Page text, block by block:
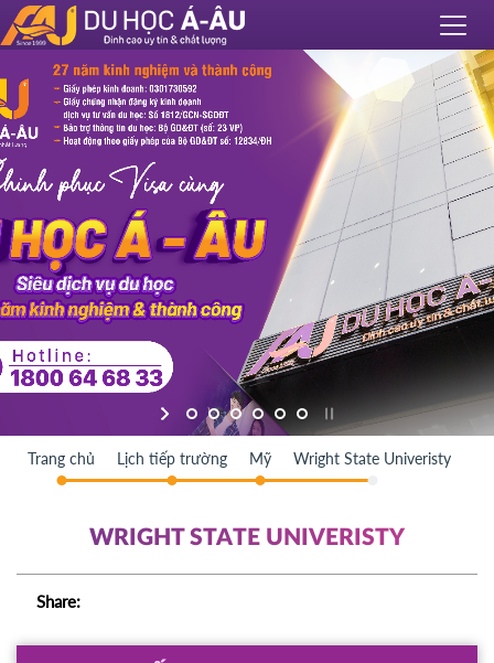
Trang chủ Lịch tiếp trường Mỹ Wright State Univeristy
WRIGHT STATE UNIVERISTY
Share: